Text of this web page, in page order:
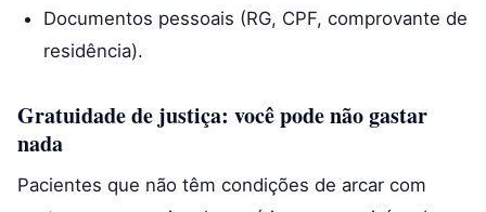
Documentos pessoais (RG, CPF, comprovante de
residência).
Gratuidade de justiça: você pode não gastar
nada
Pacientes que não têm condições de arcar com